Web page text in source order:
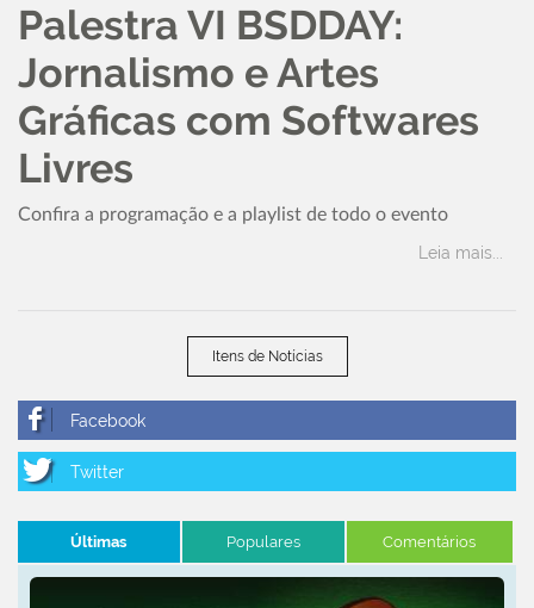
Palestra VI BSDDAY:
Jornalismo e Artes
Gráficas com Softwares
Livres
Confira a programação e a playlist de todo o evento
Leia mais...
Itens de Notícias
Últimas Populares Comentários